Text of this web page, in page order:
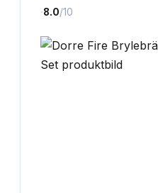
·8.0/10